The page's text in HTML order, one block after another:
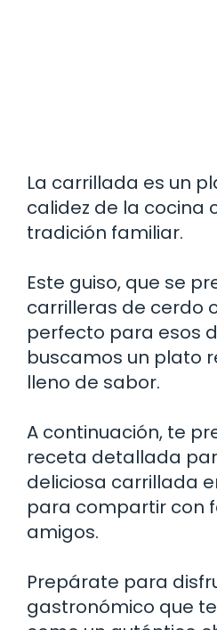
La carrillada es un
calidez de la cocina
tradición familiar.
Este guiso, que se
carrilleras de cerdo
perfecto para esos
buscamos un plato
lleno de sabor.
A continuación, te
receta detallada
deliciosa carrillada
para compartir con
amigos.
Prepárate para
gastronómico que